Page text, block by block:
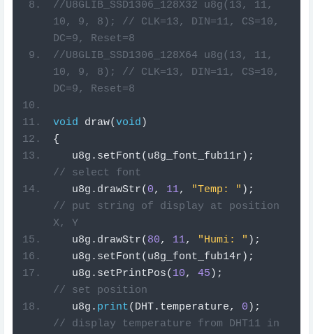
//U8GLIB_SSD1306_128X32 u8g(13, 11,
10, 9, 8); // CLK=13, DIN=11, CS=10,
DC=9, Reset=8
//U8GLIB_SSD1306_128X64 u8g(13, 11,
10, 9, 8); // CLK=13, DIN=11, CS=10,
DC=9, Reset=8
void draw(void )
{
   u8g
. setFont( u8g_font_fub11r );
// select font
   u8g
. drawStr( 0, 11, "Temp: " );
// put string of display at position
X, Y
   u8g
. drawStr( 80, 11, "Humi: " );
   u8g
. setFont( u8g_font_fub14r );
   u8g
. setPrintPos( 10, 45 );
// set position
   u8g
. print( DHT. temperature, 0 );
// display temperature from DHT11 in